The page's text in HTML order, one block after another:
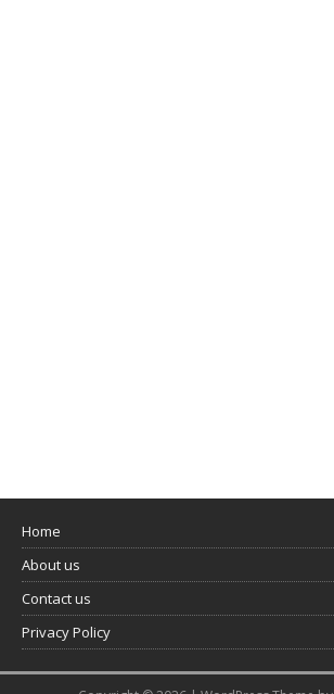
Home
About us
Contact us
Privacy Policy